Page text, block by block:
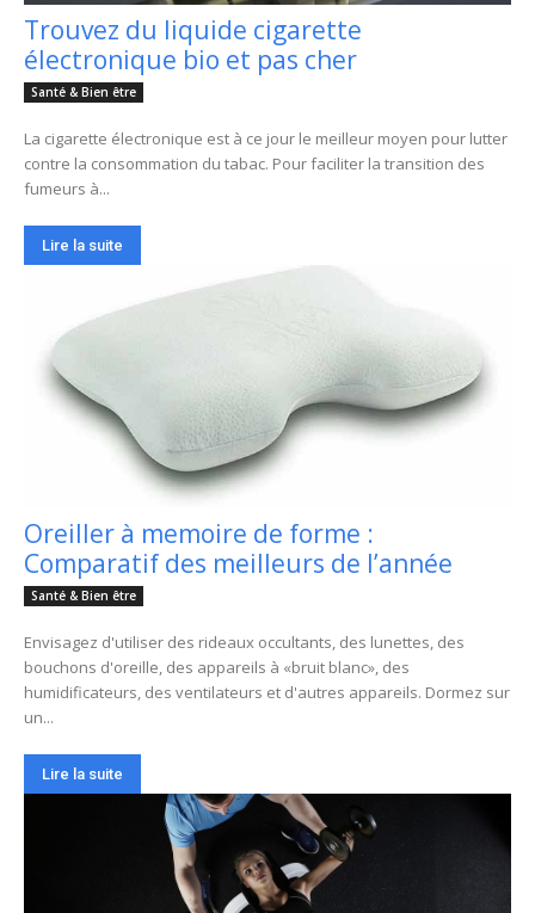
Trouvez du liquide cigarette
électronique bio et pas cher
Santé & Bien être
La cigarette électronique est à ce jour le meilleur moyen pour lutter
contre la consommation du tabac. Pour faciliter la transition des
fumeurs à...
Lire la suite
Oreiller à memoire de forme :
Comparatif des meilleurs de l’année
Santé & Bien être
Envisagez d'utiliser des rideaux occultants, des lunettes, des
bouchons d'oreille, des appareils à «bruit blanc», des
humidificateurs, des ventilateurs et d'autres appareils. Dormez sur
un...
Lire la suite